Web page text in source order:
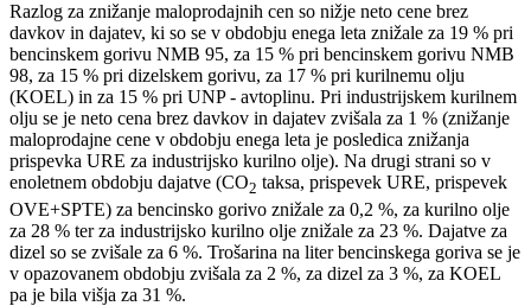
Razlog za znižanje maloprodajnih cen so nižje neto cene brez
davkov in dajatev, ki so se v obdobju enega leta znižale za 19 % pri
bencinskem gorivu NMB 95, za 15 % pri bencinskem gorivu NMB
98, za 15 % pri dizelskem gorivu, za 17 % pri kurilnemu olju
(KOEL) in za 15 % pri UNP - avtoplinu. Pri industrijskem kurilnem
olju se je neto cena brez davkov in dajatev zvišala za 1 % (znižanje
maloprodajne cene v obdobju enega leta je posledica znižanja
prispevka URE za industrijsko kurilno olje). Na drugi strani so v
enoletnem obdobju dajatve (CO2 taksa, prispevek URE, prispevek
OVE+SPTE) za bencinsko gorivo znižale za 0,2 %, za kurilno olje
za 28 % ter za industrijsko kurilno olje znižale za 23 %. Dajatve za
dizel so se zvišale za 6 %. Trošarina na liter bencinskega goriva se je
v opazovanem obdobju zvišala za 2 %, za dizel za 3 %, za KOEL
pa je bila višja za 31 %.